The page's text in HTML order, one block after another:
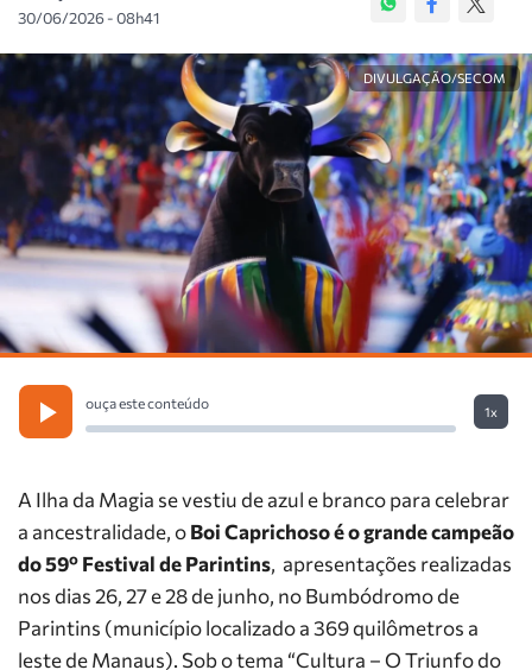
30/06/2026 - 08h41
DIVULGAÇÃO/SECOM
ouça este conteúdo
1x
A Ilha da Magia se vestiu de azul e branco para celebrar
a ancestralidade, oBoi Caprichoso é o grande campeão
do 59º Festival de Parintins, apresentações realizadas
nos dias 26, 27 e 28 de junho, no Bumbódromo de
Parintins (município localizado a 369 quilômetros a
leste de Manaus). Sob o tema “Cultura – O Triunfo do